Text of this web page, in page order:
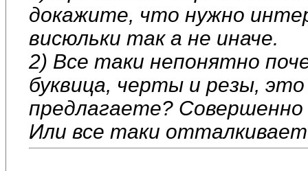
докажите, что нужно
висюльки так а не иначе.
2) Все таки непонятно
буквица, черты и резы,
предлагаете?
Или все таки